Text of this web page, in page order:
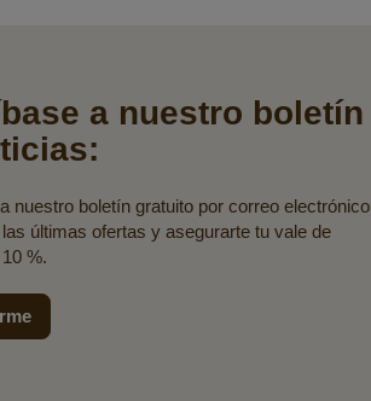
a nuestro boletín
nuestro boletín gratuito por correo electrónico
últimas ofertas y asegurarte tu vale de
%.